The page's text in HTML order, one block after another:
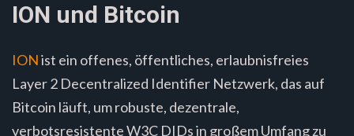
ION und Bitcoin
IONist ein offenes, öffentliches, erlaubnisfreies
Layer 2 Decentralized Identifier Netzwerk, das auf
Bitcoin läuft, um robuste, dezentrale,
verbotsresistente W3C DIDs in großem Umfang zu